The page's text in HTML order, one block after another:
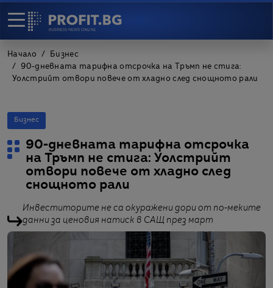
Начало
Бизнес
90-дневната тарифна отсрочка на Тръмп не стига:
Уолстрийт отвори повече от хладно след снощното рали
Бизнес
90-дневната тарифна отсрочка
на Тръмп не стига: Уолстрийт
отвори повече от хладно след
снощното рали
Инвеститорите не са окуражени дори от по-меките
данни за ценовия натиск в САЩ през март